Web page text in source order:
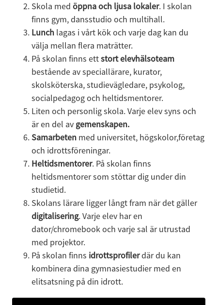
Skola med öppna och ljusa lokaler. I skolan
finns gym, dansstudio och multihall.
Lunch lagas i vårt kök och varje dag kan du
välja mellan flera maträtter.
På skolan finns ett
stort elevhälsoteam
bestående av speciallärare, kurator,
skolsköterska, studievägledare, psykolog,
socialpedagog och heltidsmentorer.
Liten och personlig skola. Varje elev syns och
är en del av gemenskapen.
Samarbeten med universitet, högskolor,företag
och idrottsföreningar.
Heltidsmentorer. På skolan finns
heltidsmentorer som stöttar dig under din
studietid.
Skolans lärare ligger långt fram när det gäller
digitalisering. Varje elev har en
dator/chromebook och varje sal är utrustad
med projektor.
På skolan finns idrottsprofiler där du kan
kombinera dina gymnasiestudier med en
elitsatsning på din idrott.